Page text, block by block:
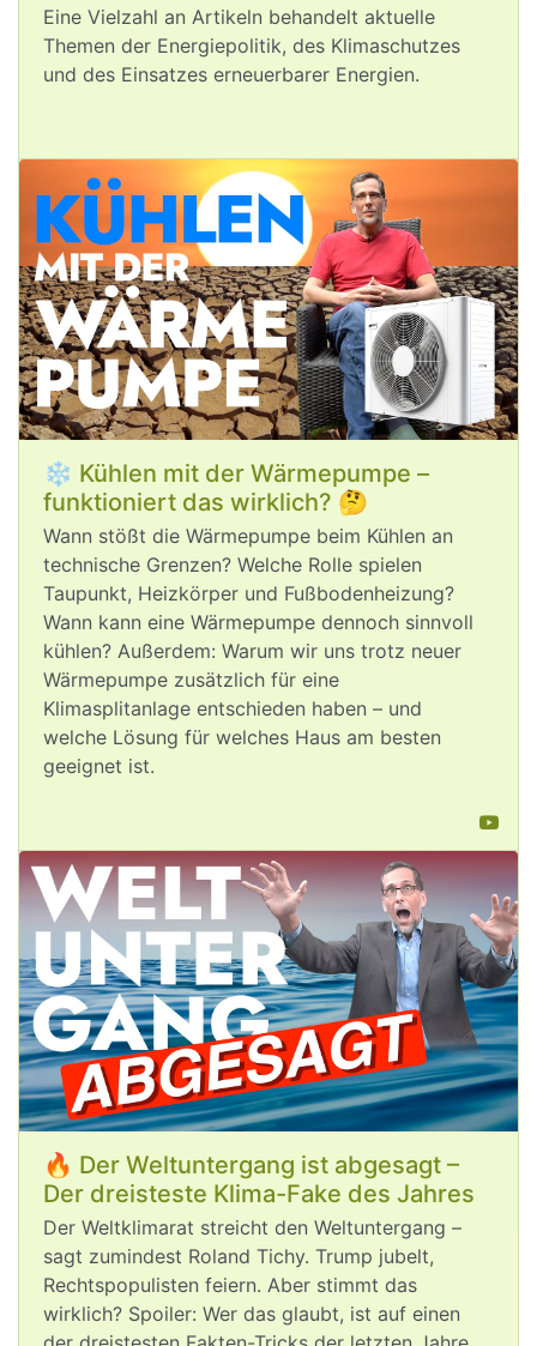
bietet?
Aug 5, 2026
VQuaschning avatar
VQuaschningpost
#Hitze, #Niedrigwasser, Waldbrände:
Die # Klimakrise trifft am Ende alle
Menschen hart. Wohlhabende
Menschen haben oft besonders viel
Vermögen und Sachwerte zu verlieren.
Umso mehr wäre es in ihrem
ureigensten Interesse, sich für
#Klimaschutz einzusetzen – statt mit
einem CO2-intensiven Lebensstil die
Klimakrise weiter anzuheizen.
VQuaschning avatar
VQuaschning
post
Die # Klimakrise setzt auch die
Stromversorgung in Europa unter
Druck. ⚡🌡️
Wegen Kühlwassermangels müssen
fossile und #Kernkraftwerke gedrosselt
und abgeschaltet werden 🚫.
#Windkraft und #Photovoltaik sind
Stromerzeugungsarten, die ganz ohne
Wasser funktionieren ✅.
Gut, dass wir in Deutschland auf
erneuerbare Energien und nicht die
Kernenergie gesetzt haben. 👍
Eine Vielzahl an Artikeln behandelt aktuelle
Themen der Energiepolitik, des Klimaschutzes
und des Einsatzes erneuerbarer Energien.
❄️ Kühlen mit der Wärmepumpe –
funktioniert das wirklich? 🤔
Wann stößt die Wärmepumpe beim Kühlen an
technische Grenzen? Welche Rolle spielen
Taupunkt, Heizkörper und Fußbodenheizung?
Wann kann eine Wärmepumpe dennoch sinnvoll
kühlen? Außerdem: Warum wir uns trotz neuer
Wärmepumpe zusätzlich für eine
Klimasplitanlage entschieden haben – und
welche Lösung für welches Haus am besten
geeignet ist.
🔥 Der Weltuntergang ist abgesagt –
Der dreisteste Klima-Fake des Jahres
Der Weltklimarat streicht den Weltuntergang –
sagt zumindest Roland Tichy. Trump jubelt,
Rechtspopulisten feiern. Aber stimmt das
wirklich? Spoiler: Wer das glaubt, ist auf einen